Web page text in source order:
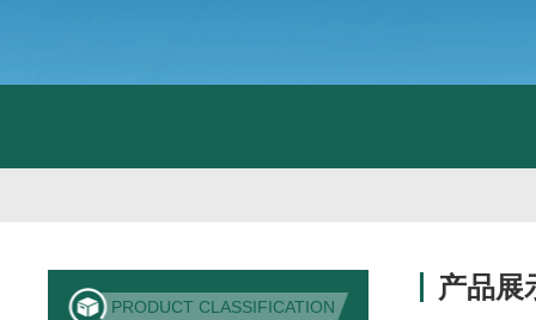
PRODUCT CLASSIFICATION
产品展